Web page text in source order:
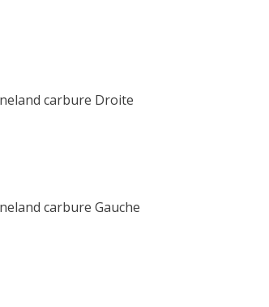
carbure Droite
carbure Gauche